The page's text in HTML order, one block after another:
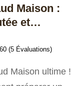
Maison :
et
(5 Évaluations)
Maison ultime !